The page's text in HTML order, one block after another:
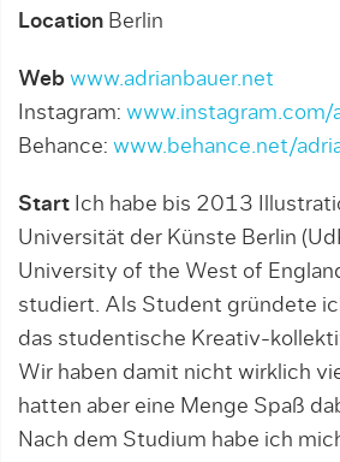
Location Berlin
Web www.adrianbauer.net
Instagram: www.instagram.com/
Behance: www.behance.net/
Start Ich habe bis 2013
Universität der Künste Berlin
University of the West of
studiert. Als Student gründete
das studentische Kreativ-
Wir haben damit nicht wirklich
hatten aber eine Menge Spaß
Nach dem Studium habe ich